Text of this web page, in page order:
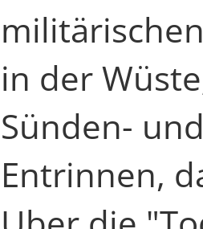
in der
Sünden-
Entrinnen,